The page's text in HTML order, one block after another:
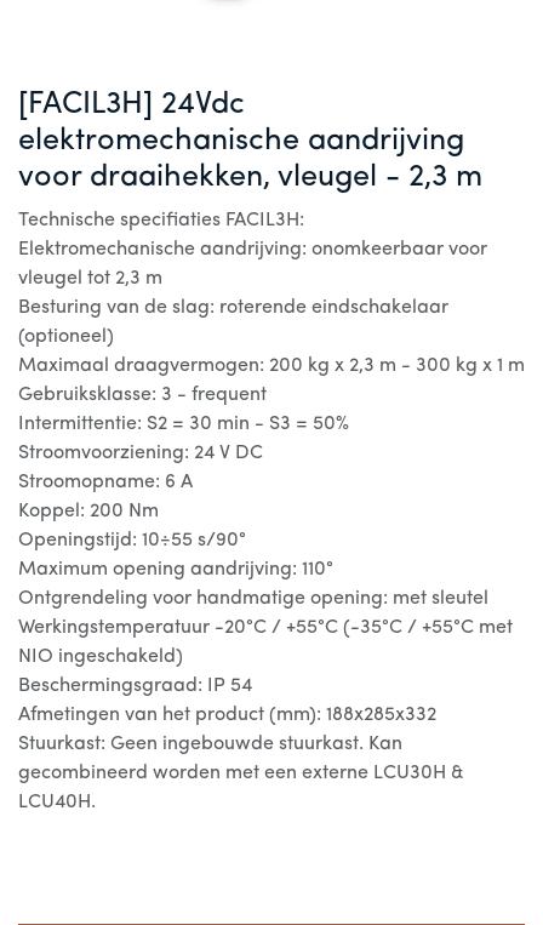
[FACIL3H] 24Vdc
elektromechanische aandrijving
voor draaihekken, vleugel - 2,3 m
Technische specifiaties FACIL3H:
Elektromechanische aandrijving: onomkeerbaar voor
vleugel tot 2,3 m
Besturing van de slag: roterende eindschakelaar
(optioneel)
Maximaal draagvermogen: 200 kg x 2,3 m - 300 kg x 1 m
Gebruiksklasse: 3 - frequent
Intermittentie: S2 = 30 min - S3 = 50%
Stroomvoorziening: 24 V DC
Stroomopname: 6 A
Koppel: 200 Nm
Openingstijd: 10÷55 s/90°
Maximum opening aandrijving: 110°
Ontgrendeling voor handmatige opening: met sleutel
Werkingstemperatuur -20°C / +55°C (-35°C / +55°C met
NIO ingeschakeld)
Beschermingsgraad: IP 54
Afmetingen van het product (mm): 188x285x332
Stuurkast: Geen ingebouwde stuurkast. Kan
gecombineerd worden met een externe LCU30H &
LCU40H.